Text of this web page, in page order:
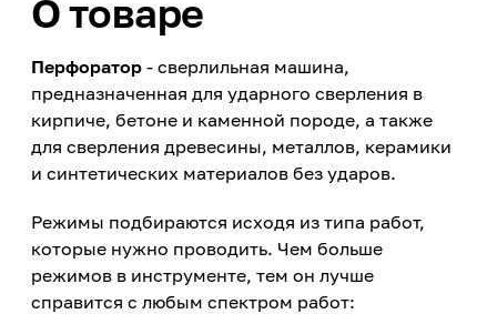
О товаре
Перфоратор - сверлильная машина,
предназначенная для ударного сверления в
кирпиче, бетоне и каменной породе, а также
для сверления древесины, металлов, керамики
и синтетических материалов без ударов.
Режимы подбираются исходя из типа работ,
которые нужно проводить. Чем больше
режимов в инструменте, тем он лучше
справится с любым спектром работ: